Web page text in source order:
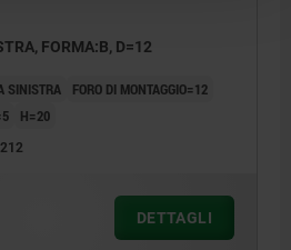
FORMA:B, D=12
SINISTRA
FORO DI MONTAGGIO=12
H=20
DETTAGLI